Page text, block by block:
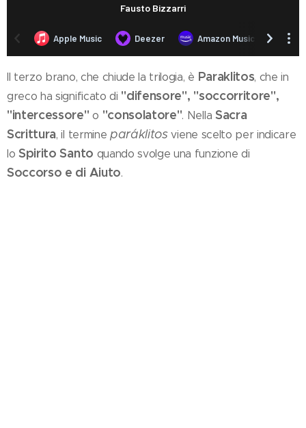
Il terzo brano, che chiude la trilogia, è Paraklitos, che in
greco ha significato di "difensore", "soccorritore",
"intercessore" o "consolatore". Nella Sacra
Scrittura, il termine paráklitosviene scelto per indicare
loSpirito Santo quando svolge una funzione di
Soccorso e di Aiuto.